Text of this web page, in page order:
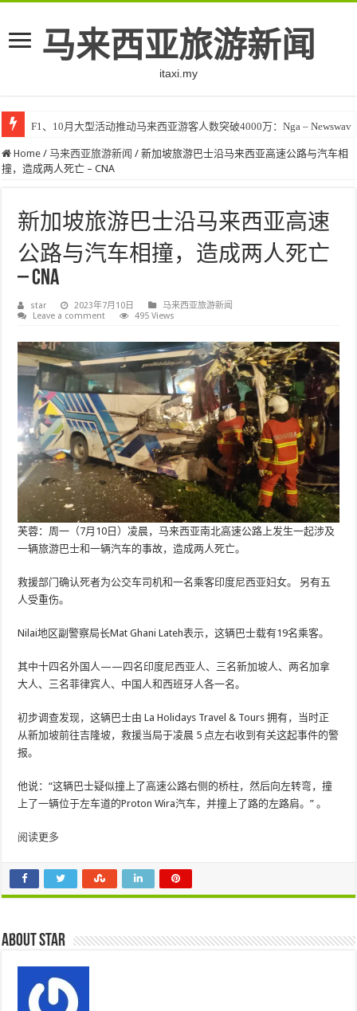
马来西亚旅游新闻
itaxi.my
F1、10月大型活动推动马来西亚游客人数突破4000万：Nga – Newswav
Home / 马来西亚旅游新闻 / 新加坡旅游巴士沿马来西亚高速公路与汽车相
撞，造成两人死亡 – CNA
新加坡旅游巴士沿马来西亚高速
公路与汽车相撞，造成两人死亡
– CNA
star 2023年7月10日
马来西亚旅游新闻
Leave a comment
495 Views
芙蓉：周一（7月10日）凌晨，马来西亚南北高速公路上发生一起涉及
一辆旅游巴士和一辆汽车的事故，造成两人死亡。
救援部门确认死者为公交车司机和一名乘客印度尼西亚妇女。 另有五
人受重伤。
Nilai地区副警察局长Mat Ghani Lateh表示，这辆巴士载有19名乘客。
其中十四名外国人——四名印度尼西亚人、三名新加坡人、两名加拿
大人、三名菲律宾人、中国人和西班牙人各一名。
初步调查发现，这辆巴士由 La Holidays Travel & Tours 拥有，当时正
从新加坡前往吉隆坡，救援当局于凌晨 5 点左右收到有关这起事件的警
报。
他说：“这辆巴士疑似撞上了高速公路右侧的桥柱，然后向左转弯，撞
上了一辆位于左车道的Proton Wira汽车，并撞上了路的左路肩。” 。
阅读更多
About star